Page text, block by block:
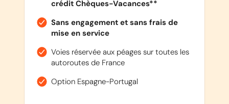
crédit Chèques-Vacances**
Sans engagement et sans frais de
mise en service
Voies réservée aux péages sur toutes les
autoroutes de France
Option Espagne-Portugal